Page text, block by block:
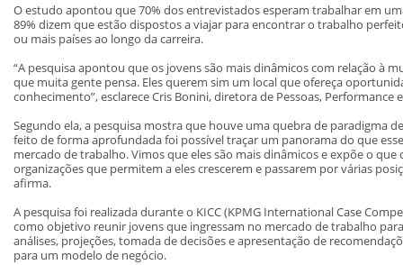
O estudo apontou que 70% dos entrevistados esperam trabalhar em
89% dizem que estão dispostos a viajar para encontrar o trabalho
ou mais países ao longo da carreira.
“A pesquisa apontou que os jovens são mais dinâmicos com relação à
que muita gente pensa. Eles querem sim um local que ofereça
conhecimento”, esclarece Cris Bonini, diretora de Pessoas, Performance
Segundo ela, a pesquisa mostra que houve uma quebra de paradigma
feito de forma aprofundada foi possível traçar um panorama do que
mercado de trabalho. Vimos que eles são mais dinâmicos e expõe o
organizações que permitem a eles crescerem e passarem por várias
afirma.
A pesquisa foi realizada durante o KICC (KPMG International Case
como objetivo reunir jovens que ingressam no mercado de trabalho
análises, projeções, tomada de decisões e apresentação de
para um modelo de negócio.